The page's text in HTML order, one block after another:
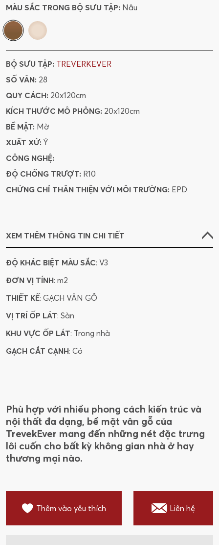
MÀU SẮC TRONG BỘ SƯU TẬP: Nâu
BỘ SƯU TẬP: TREVERKEVER
SỐ VÂN: 28
QUY CÁCH: 20x120cm
KÍCH THƯỚC MÔ PHỎNG: 20x120cm
BỀ MẶT: Mờ
XUẤT XỨ: Ý
CÔNG NGHỆ:
ĐỘ CHỐNG TRƯỢT: R10
CHỨNG CHỈ THÂN THIỆN VỚI MÔI TRƯỜNG: EPD
XEM THÊM THÔNG TIN CHI TIẾT
ĐỘ KHÁC BIỆT MÀU SẮC: V3
ĐƠN VỊ TÍNH: m2
THIẾT KẾ: GẠCH VÂN GỖ
VỊ TRÍ ỐP LÁT: Sàn
KHU VỰC ỐP LÁT: Trong nhà
GẠCH CẮT CẠNH: Có
Phù hợp với nhiều phong cách kiến trúc và
nội thất đa dạng, bề mặt vân gỗ của
TrevekEver mang đến những nét đặc trưng
lôi cuốn cho bất kỳ không gian nhà ở hay
thương mại nào.
Thêm vào yêu thích Liên hệ